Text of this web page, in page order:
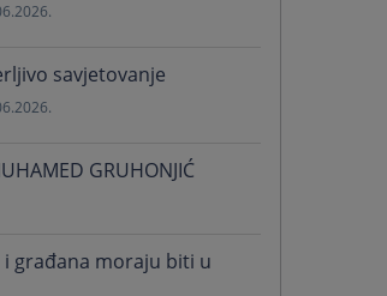
savjetovanje
GRUHONJIĆ
i građana moraju biti u